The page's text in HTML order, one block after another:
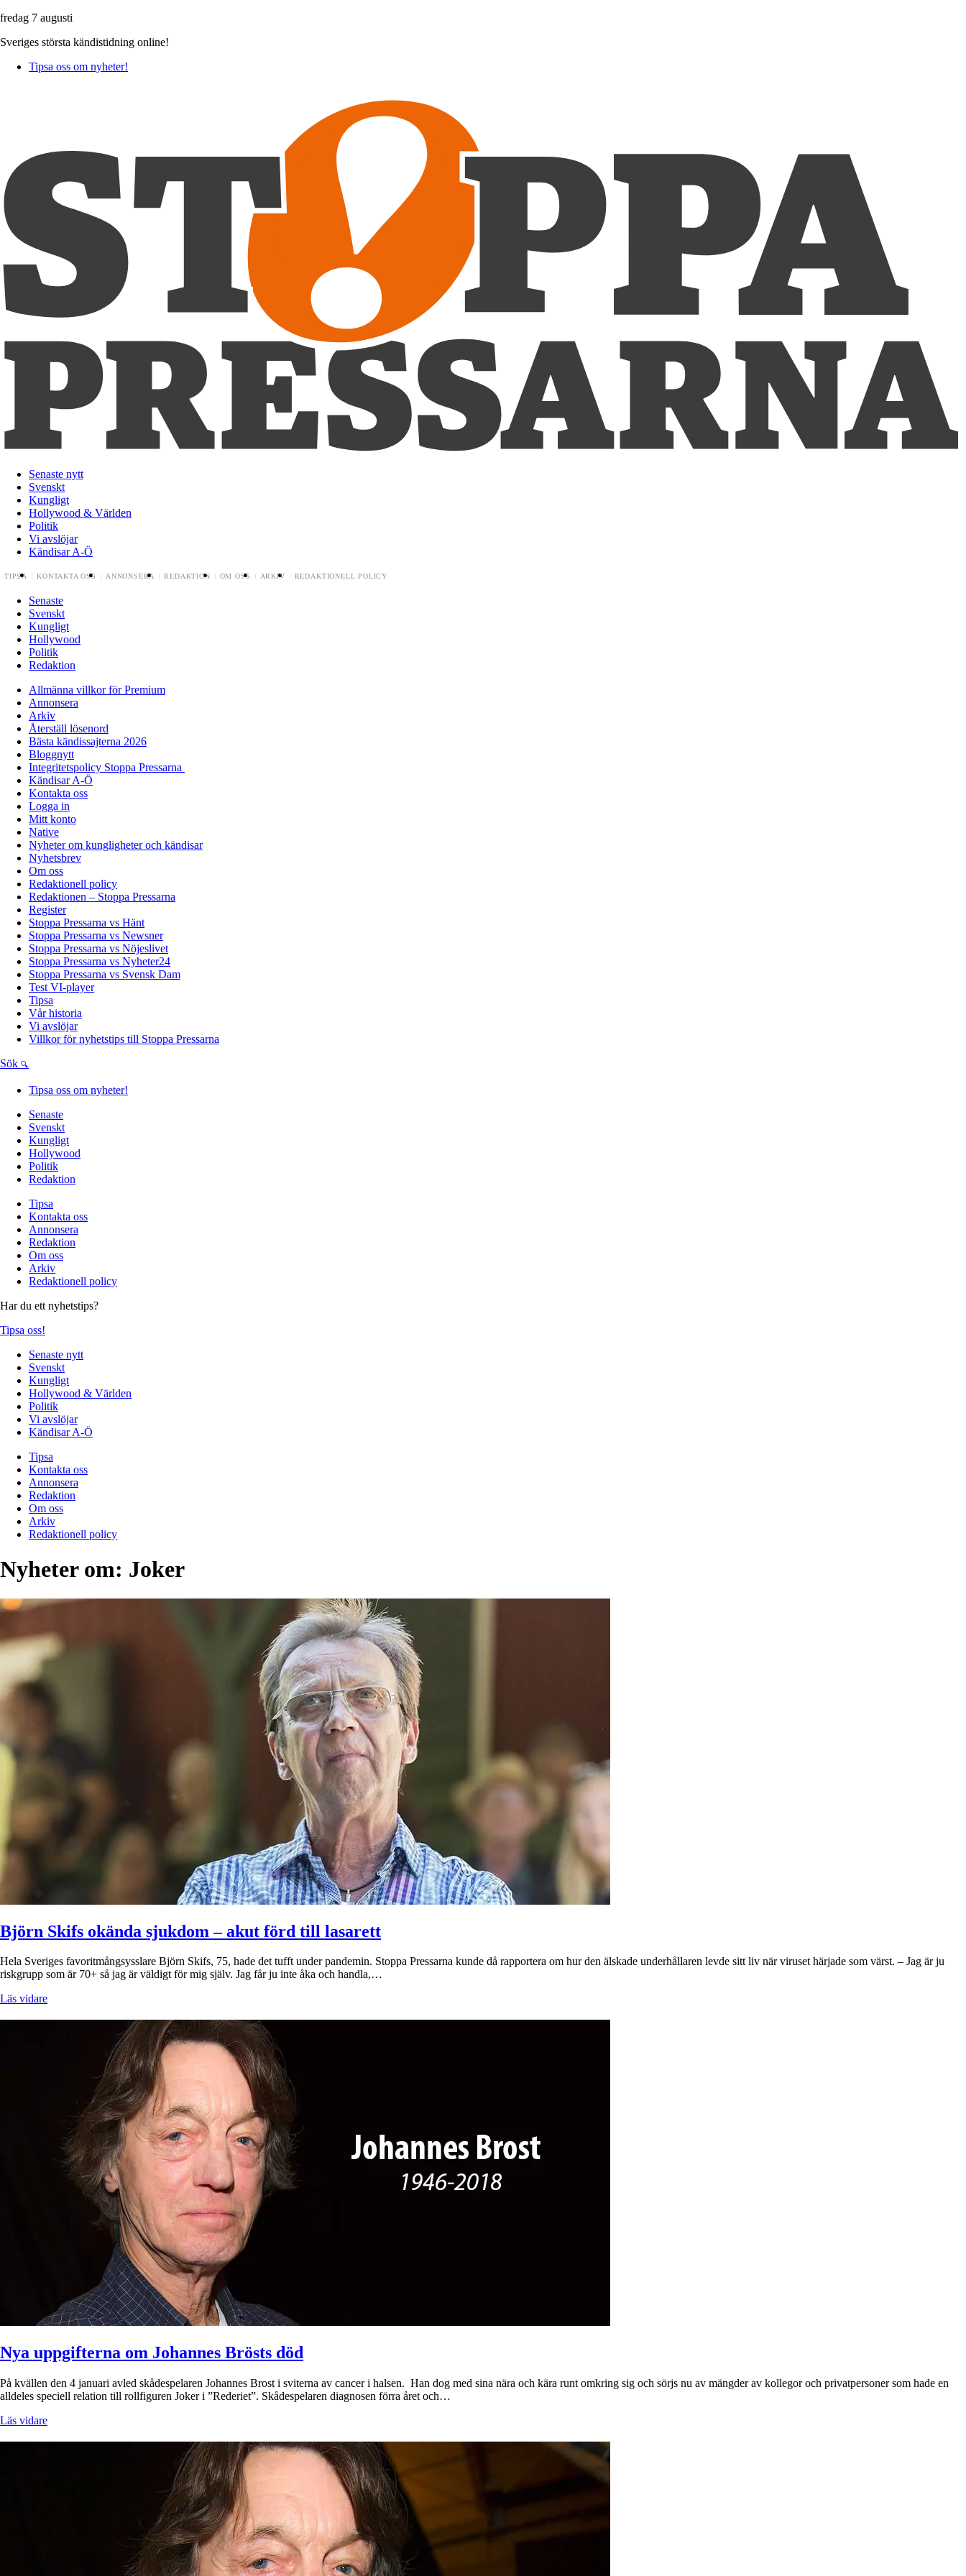
fredag 7 augusti
Sveriges största kändistidning online!
Tipsa oss om nyheter!
Senaste nytt
Svenskt
Kungligt
Hollywood & Världen
Politik
Vi avslöjar
Kändisar A-Ö
TIPSA KONTAKTA OSS ANNONSERA REDAKTION OM OSS ARKIV REDAKTIONELL POLICY
Senaste
Svenskt
Kungligt
Hollywood
Politik
Redaktion
Allmänna villkor för Premium
Annonsera
Arkiv
Återställ lösenord
Bästa kändissajterna 2026
Bloggnytt
Integritetspolicy Stoppa Pressarna
Kändisar A-Ö
Kontakta oss
Logga in
Mitt konto
Native
Nyheter om kungligheter och kändisar
Nyhetsbrev
Om oss
Redaktionell policy
Redaktionen – Stoppa Pressarna
Register
Stoppa Pressarna vs Hänt
Stoppa Pressarna vs Newsner
Stoppa Pressarna vs Nöjeslivet
Stoppa Pressarna vs Nyheter24
Stoppa Pressarna vs Svensk Dam
Test VI-player
Tipsa
Vår historia
Vi avslöjar
Villkor för nyhetstips till Stoppa Pressarna
Sök
Tipsa oss om nyheter!
Senaste
Svenskt
Kungligt
Hollywood
Politik
Redaktion
Tipsa
Kontakta oss
Annonsera
Redaktion
Om oss
Arkiv
Redaktionell policy
Har du ett nyhetstips?
Tipsa oss!
Senaste nytt
Svenskt
Kungligt
Hollywood & Världen
Politik
Vi avslöjar
Kändisar A-Ö
Tipsa
Kontakta oss
Annonsera
Redaktion
Om oss
Arkiv
Redaktionell policy
Nyheter om: Joker
Björn Skifs okända sjukdom – akut förd till lasarett
Hela Sveriges favoritmångsysslare Björn Skifs, 75, hade det tufft under pandemin. Stoppa Pressarna kunde då rapportera om hur den älskade underhållaren levde sitt liv när viruset härjade som värst. – Jag är ju
riskgrupp som är 70+ så jag är väldigt för mig själv. Jag får ju inte åka och handla,…
Läs vidare
Nya uppgifterna om Johannes Brösts död
På kvällen den 4 januari avled skådespelaren Johannes Brost i sviterna av cancer i halsen. Han dog med sina nära och kära runt omkring sig och sörjs nu av mängder av kollegor och privatpersoner som hade en
alldeles speciell relation till rollfiguren Joker i ”Rederiet”. Skådespelaren diagnosen förra året och…
Läs vidare